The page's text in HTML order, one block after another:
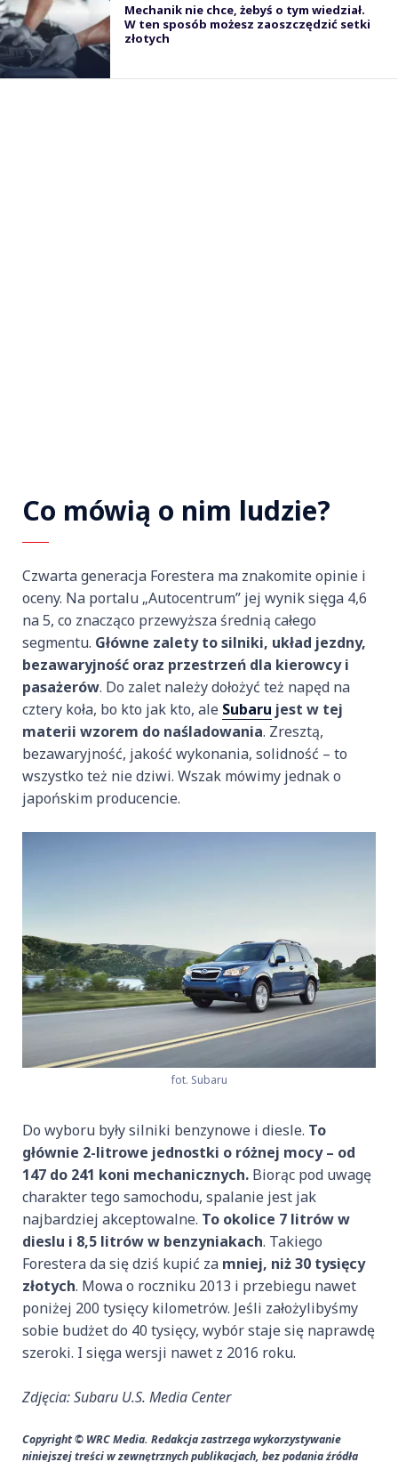
Mechanik nie chce, żebyś o tym wiedział.
W ten sposób możesz zaoszczędzić setki
złotych
Co mówią o nim ludzie?
Czwarta generacja Forestera ma znakomite opinie i
oceny. Na portalu „Autocentrum” jej wynik sięga 4,6
na 5, co znacząco przewyższa średnią całego
segmentu. Główne zalety to silniki, układ jezdny,
bezawaryjność oraz przestrzeń dla kierowcy i
pasażerów. Do zalet należy dołożyć też napęd na
cztery koła, bo kto jak kto, ale Subaru jest w tej
materii wzorem do naśladowania. Zresztą,
bezawaryjność, jakość wykonania, solidność – to
wszystko też nie dziwi. Wszak mówimy jednak o
japońskim producencie.
fot. Subaru
Do wyboru były silniki benzynowe i diesle. To
głównie 2-litrowe jednostki o różnej mocy – od
147 do 241 koni mechanicznych. Biorąc pod uwagę
charakter tego samochodu, spalanie jest jak
najbardziej akceptowalne. To okolice 7 litrów w
dieslu i 8,5 litrów w benzyniakach. Takiego
Forestera da się dziś kupić za mniej, niż 30 tysięcy
złotych. Mowa o roczniku 2013 i przebiegu nawet
poniżej 200 tysięcy kilometrów. Jeśli założylibyśmy
sobie budżet do 40 tysięcy, wybór staje się naprawdę
szeroki. I sięga wersji nawet z 2016 roku.
Zdjęcia: Subaru U.S. Media Center
Copyright © WRC Media. Redakcja zastrzega wykorzystywanie
niniejszej treści w zewnętrznych publikacjach, bez podania źródła